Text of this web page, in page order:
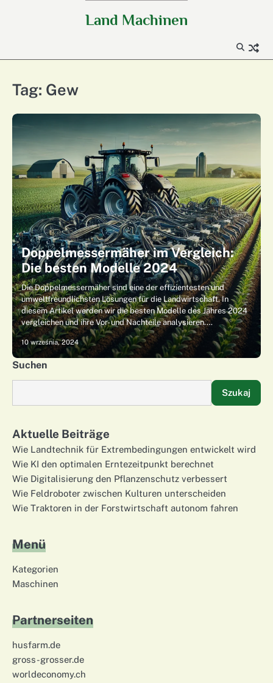
Land Machinen
Tag: Gew
Doppelmessermäher im Vergleich:
Die besten Modelle 2024
Die Doppelmessermäher sind eine der effizientesten und
umweltfreundlichsten Lösungen für die Landwirtschaft. In
diesem Artikel werden wir die besten Modelle des Jahres 2024
vergleichen und ihre Vor- und Nachteile analysieren.…
10 września, 2024
Suchen
Szukaj
Aktuelle Beiträge
Wie Landtechnik für Extrembedingungen entwickelt wird
Wie KI den optimalen Erntezeitpunkt berechnet
Wie Digitalisierung den Pflanzenschutz verbessert
Wie Feldroboter zwischen Kulturen unterscheiden
Wie Traktoren in der Forstwirtschaft autonom fahren
Menü
Kategorien
Maschinen
Partnerseiten
husfarm.de
gross-grosser.de
worldeconomy.ch